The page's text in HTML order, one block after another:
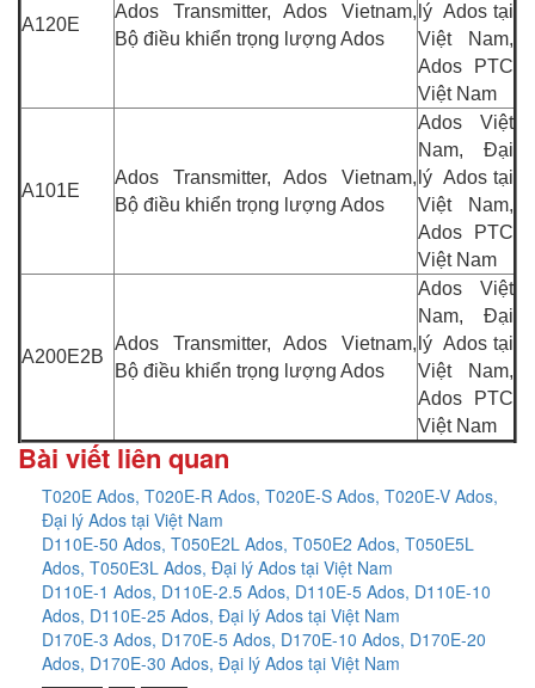
A120E
Ados Transmitter, Ados Vietnam,
Bộ điều khiển trọng lượng Ados
lý Ados tại
Việt Nam,
Ados PTC
Việt Nam
A101E
Ados Transmitter, Ados Vietnam,
Bộ điều khiển trọng lượng Ados
Ados Việt
Nam, Đại
lý Ados tại
Việt Nam,
Ados PTC
Việt Nam
A200E2B
Ados Transmitter, Ados Vietnam,
Bộ điều khiển trọng lượng Ados
Ados Việt
Nam, Đại
lý Ados tại
Việt Nam,
Ados PTC
Việt Nam
Bài viết liên quan
T020E Ados, T020E-R Ados, T020E-S Ados, T020E-V Ados,
Đại lý Ados tại Việt Nam
D110E-50 Ados, T050E2L Ados, T050E2 Ados, T050E5L
Ados, T050E3L Ados, Đại lý Ados tại Việt Nam
D110E-1 Ados, D110E-2.5 Ados, D110E-5 Ados, D110E-10
Ados, D110E-25 Ados, Đại lý Ados tại Việt Nam
D170E-3 Ados, D170E-5 Ados, D170E-10 Ados, D170E-20
Ados, D170E-30 Ados, Đại lý Ados tại Việt Nam